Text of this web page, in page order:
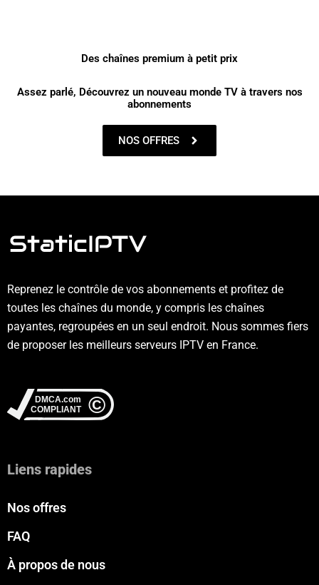
Des chaînes premium à petit prix
Assez parlé, Découvrez un nouveau monde TV à travers nos
abonnements
NOS OFFRES
Reprenez le contrôle de vos abonnements et profitez de
toutes les chaînes du monde, y compris les chaînes
payantes, regroupées en un seul endroit. Nous sommes fiers
de proposer les meilleurs serveurs IPTV en France.
Liens rapides
Nos offres
FAQ
À propos de nous